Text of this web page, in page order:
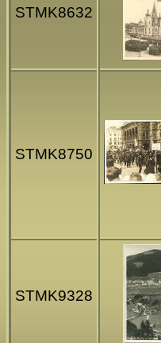
STMK8632
STMK8750
STMK9328